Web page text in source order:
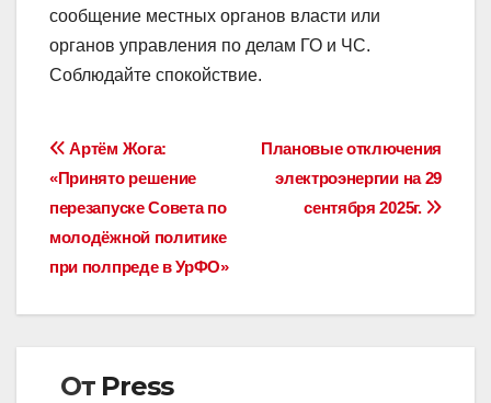
сообщение местных органов власти или
органов управления по делам ГО и ЧС.
Соблюдайте спокойствие.
Навигация
по
записям
Плановые отключения
электроэнергии на 29
сентября 2025г.
Артём Жога:
«Принято решение
перезапуске Совета по
молодёжной политике
при полпреде в УрФО»
От Press